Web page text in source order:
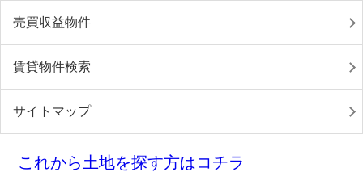
売買収益物件
賃貸物件検索
サイトマップ
これから土地を探す方はコチラ